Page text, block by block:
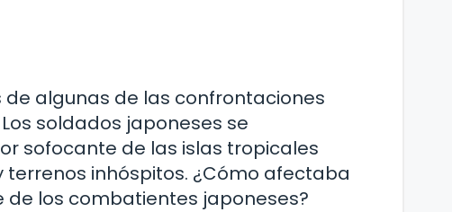
algunas de las confrontaciones
soldados japoneses se
sofocante de las islas tropicales
inhóspitos. ¿Cómo afectaba
los combatientes japoneses?